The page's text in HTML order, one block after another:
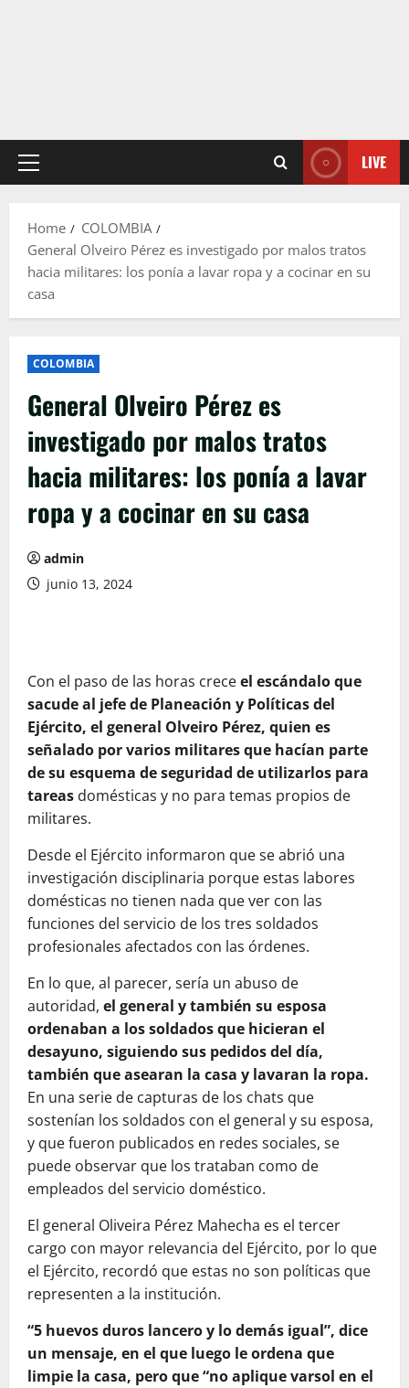
Primary
LIVE
Home
COLOMBIA
General Olveiro Pérez es investigado por malos tratos
hacia militares: los ponía a lavar ropa y a cocinar en su
casa
COLOMBIA
General Olveiro Pérez es
investigado por malos tratos
hacia militares: los ponía a lavar
ropa y a cocinar en su casa
admin
junio 13, 2024
Con el paso de las horas creceel escándalo que
sacude al jefe de Planeación y Políticas del
Ejército, el general Olveiro Pérez, quien es
señalado por varios militares que hacían parte
de su esquema de seguridad de utilizarlos para
tareas domésticas y no para temas propios de
militares.
Desde el Ejército informaron que se abrió una
investigación disciplinaria porque estas labores
domésticas no tienen nada que ver con las
funciones del servicio de los tres soldados
profesionales afectados con las órdenes.
En lo que, al parecer, sería un abuso de
autoridad, el general y también su esposa
ordenaban a los soldados que hicieran el
desayuno, siguiendo sus pedidos del día,
también que asearan la casa y lavaran la ropa.
En una serie de capturas de los chats que
sostenían los soldados con el general y su esposa,
y que fueron publicados en redes sociales, se
puede observar que los trataban como de
empleados del servicio doméstico.
El general Oliveira Pérez Mahecha es el tercer
cargo con mayor relevancia del Ejército, por lo que
el Ejército, recordó que estas no son políticas que
representen a la institución.
“5 huevos duros lancero y lo demás igual”, dice
un mensaje, en el que luego le ordena que
limpie la casa, pero que “no aplique varsol en el